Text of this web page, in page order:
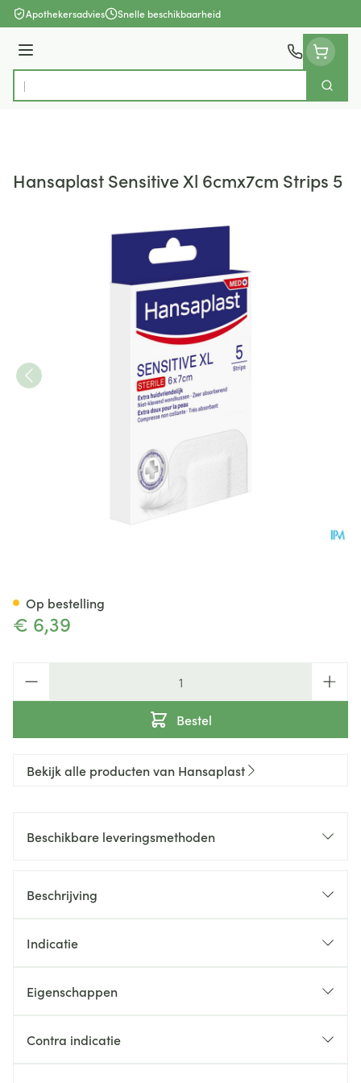
Ga naar de inhoud
Apothekersadvies Snelle beschikbaarheid
Menu
Product, merk, categorie...
Zoek
Hansaplast Sensitive Xl 6cmx7cm Strips 5
€ 6,39
Bestel
Op bestelling
Bekijk alle producten van Hansaplast
Beschikbare leveringsmethoden
Beschrijving
Indicatie
Eigenschappen
Contra indicatie